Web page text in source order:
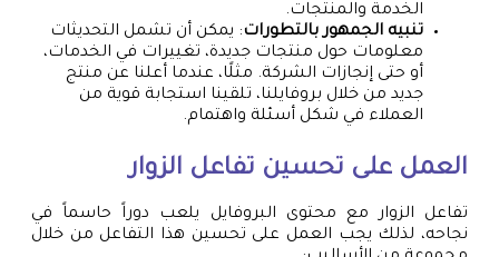
الخدمة والمنتجات.
تنبيه الجمهور بالتطورات: يمكن أن تشمل التحديثات
معلومات حول منتجات جديدة، تغييرات في الخدمات،
أو حتى إنجازات الشركة. مثلًا، عندما أعلنا عن منتج
جديد من خلال بروفايلنا، تلقينا استجابة قوية من
العملاء في شكل أسئلة واهتمام.
العمل على تحسين تفاعل الزوار
تفاعل الزوار مع محتوى البروفايل يلعب دوراً حاسماً في
نجاحه، لذلك يجب العمل على تحسين هذا التفاعل من خلال